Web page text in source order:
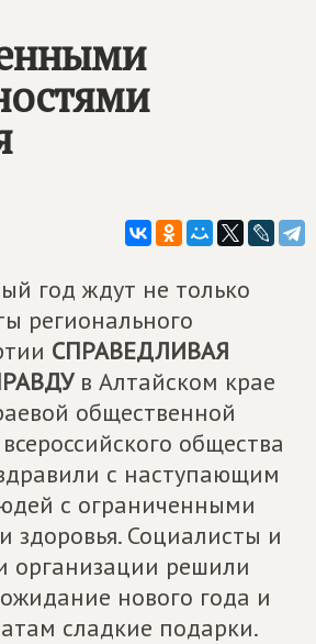
год ждут не только
регионального
СПРАВЕДЛИВАЯ
в Алтайском крае
общественной
общества
с наступающим
с ограниченными
здоровья. Социалисты и
организации решили
нового года и
сладкие подарки.